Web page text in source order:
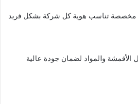
مخصصة تناسب هوية كل شركة بشكل فريد
الأقمشة والمواد لضمان جودة عالية